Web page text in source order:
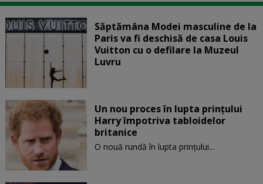
Săptămâna Modei masculine de la
Paris va fi deschisă de casa Louis
Vuitton cu o defilare la Muzeul
Luvru
Un nou proces în lupta prinţului
Harry împotriva tabloidelor
britanice
O nouă rundă în lupta prinţului...